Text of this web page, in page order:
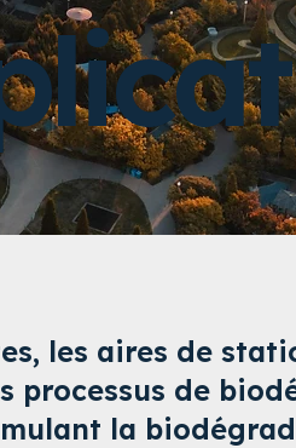
les aires de
processus de
la